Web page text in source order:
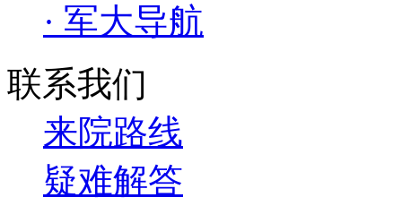
· 军大导航
联系我们
来院路线
疑难解答